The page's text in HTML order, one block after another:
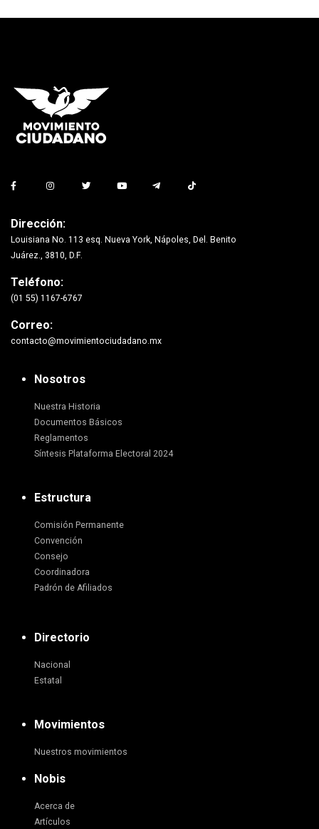
Dirección:
Louisiana No. 113 esq. Nueva York, Nápoles, Del. Benito
Juárez., 3810, D.F.
Teléfono:
(01 55) 1167-6767
Correo:
contacto@movimientociudadano.mx
Nosotros
Nuestra Historia
Documentos Básicos
Reglamentos
Síntesis Plataforma Electoral 2024
Estructura
Comisión Permanente
Convención
Consejo
Coordinadora
Padrón de Afiliados
Directorio
Nacional
Estatal
Movimientos
Nuestros movimientos
Nobis
Acerca de
Artículos